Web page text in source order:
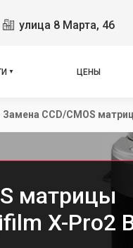
улица 8 Марта, 46
ЦЕНЫ
Замена CCD/CMOS
матрицы
X-Pro2